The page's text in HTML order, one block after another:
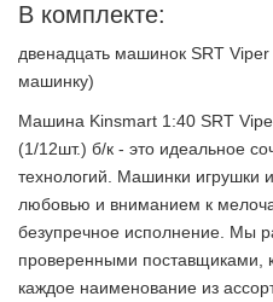
В комплекте:
двенадцать машинок SRT
машинку)
Машина Kinsmart 1:40 SRT
(1/12шт.) б/к - это идеальное
технологий. Машинки игрушки
любовью и вниманием к
безупречное исполнение. Мы
проверенными поставщиками,
каждое наименование из